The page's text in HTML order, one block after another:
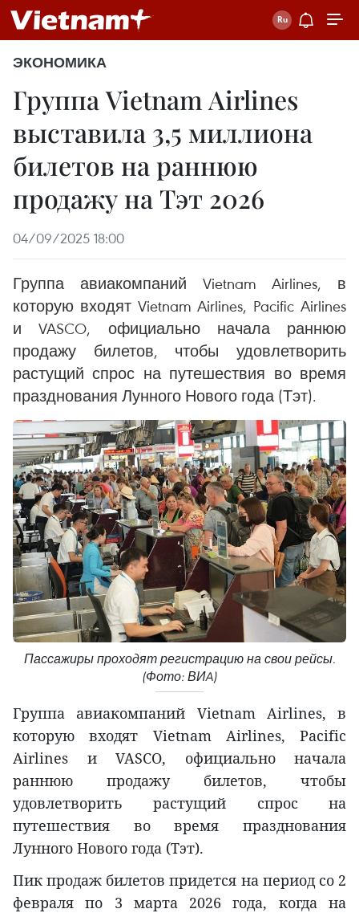
ЭКОНОМИКА
Группа Vietnam Airlines
выставила 3,5 миллиона
билетов на раннюю
продажу на Тэт 2026
04/09/2025 18:00
Группа авиакомпаний Vietnam Airlines, в
которую входят Vietnam Airlines, Pacific Airlines
и VASCO, официально начала раннюю
продажу билетов, чтобы удовлетворить
растущий спрос на путешествия во время
празднования Лунного Нового года (Тэт).
Пассажиры проходят регистрацию на свои рейсы.
(Фото: ВИA)
Группа авиакомпаний Vietnam Airlines, в
которую входят Vietnam Airlines, Pacific
Airlines и VASCO, официально начала
раннюю продажу билетов, чтобы
удовлетворить растущий спрос на
путешествия во время празднования
Лунного Нового года (Тэт).
Пик продаж билетов придется на период со 2
февраля по 3 марта 2026 года, когда на